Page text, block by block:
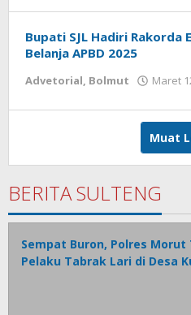
Bupati SJL Hadiri Rakorda
Belanja APBD 2025
Advetorial, Bolmut Maret
Muat
BERITA SULTENG
Sempat Buron, Polres Morut
Pelaku Tabrak Lari di Desa